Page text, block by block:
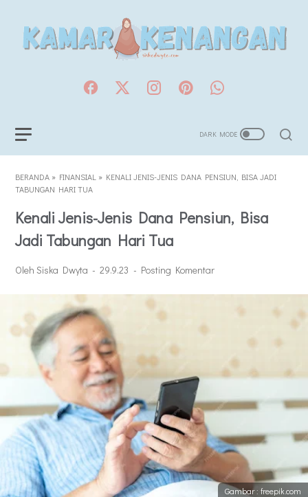
BERANDA » FINANSIAL » KENALI JENIS-JENIS DANA PENSIUN, BISA JADI
TABUNGAN HARI TUA
Kenali Jenis-Jenis Dana Pensiun, Bisa
Jadi Tabungan Hari Tua
Oleh Siska Dwyta 29.9.23 Posting Komentar
Gambar : freepik.com